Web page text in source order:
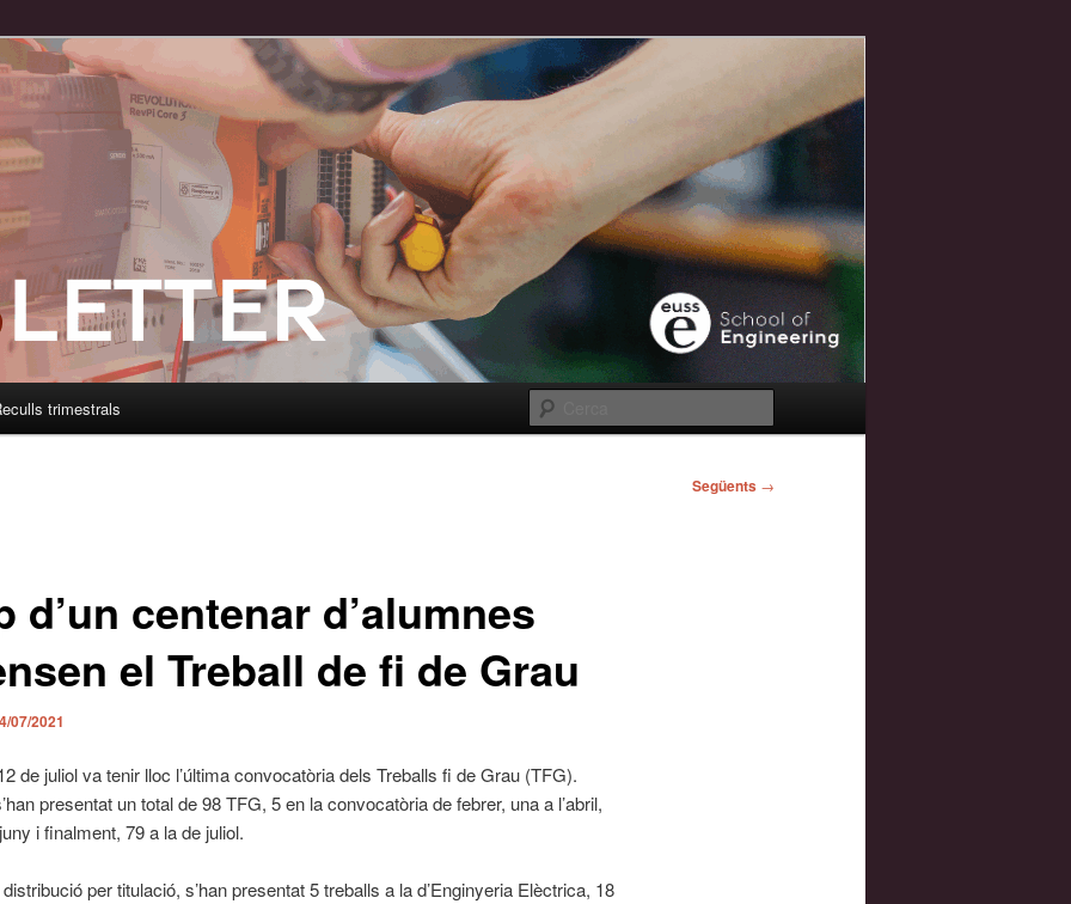
trimestrals
Següents →
d’un centenar d’alumnes
el Treball de fi de Grau
07/2021
de juliol va tenir lloc l’última convocatòria dels Treballs fi de Grau (TFG).
presentat un total de 98 TFG, 5 en la convocatòria de febrer, una a l’abril,
i finalment, 79 a la de juliol.
per titulació, s’han presentat 5 treballs a la d’Enginyeria Elèctrica, 18